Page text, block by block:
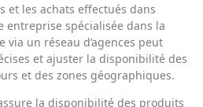
et les achats effectués dans
entreprise spécialisée dans la
un réseau d’agences peut
et ajuster la disponibilité des
et des zones géographiques.
la disponibilité des produits